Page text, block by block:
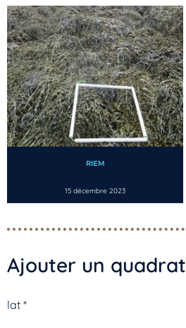
RIEM
15 décembre 2023
Ajouter un quadrat
lat *